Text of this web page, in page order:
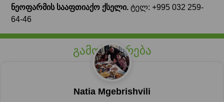
ნეოფარმის სააფთიაქო ქსელი. ტელ: +995 032 259-
64-46
გამოხმაურება
Natia Mgebrishvili